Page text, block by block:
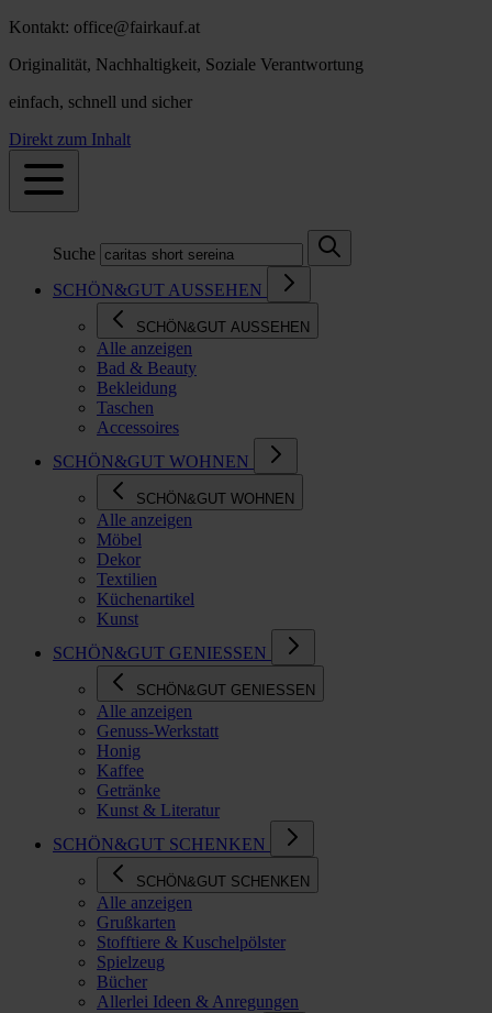
Kontakt: office@fairkauf.at
Originalität, Nachhaltigkeit, Soziale Verantwortung
einfach, schnell und sicher
Direkt zum Inhalt
Suche
SCHÖN&GUT AUSSEHEN
SCHÖN&GUT AUSSEHEN
Alle anzeigen
Bad & Beauty
Bekleidung
Taschen
Accessoires
SCHÖN&GUT WOHNEN
SCHÖN&GUT WOHNEN
Alle anzeigen
Möbel
Dekor
Textilien
Küchenartikel
Kunst
SCHÖN&GUT GENIESSEN
SCHÖN&GUT GENIESSEN
Alle anzeigen
Genuss-Werkstatt
Honig
Kaffee
Getränke
Kunst & Literatur
SCHÖN&GUT SCHENKEN
SCHÖN&GUT SCHENKEN
Alle anzeigen
Grußkarten
Stofftiere & Kuschelpölster
Spielzeug
Bücher
Allerlei Ideen & Anregungen